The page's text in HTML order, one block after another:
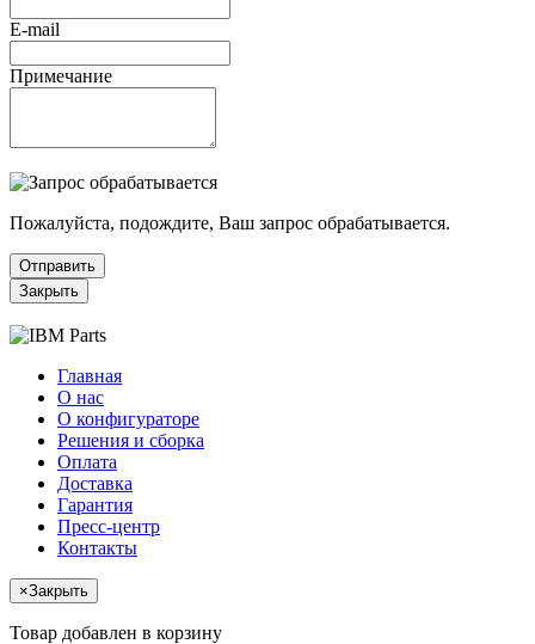
E-mail
Примечание
Пожалуйста, подождите, Ваш запрос обрабатывается.
Отправить
Закрыть
Главная
О нас
О конфигураторе
Решения и сборка
Оплата
Доставка
Гарантия
Пресс-центр
Контакты
×Закрыть
Товар добавлен в корзину